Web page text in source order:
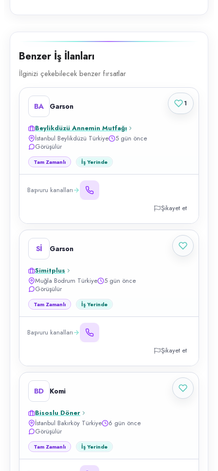
Benzer İş İlanları
İlginizi çekebilecek benzer fırsatlar
BA Garson
Beylikdüzü Annemin Mutfağı
İstanbul Beylikdüzü Türkiye
5 gün önce
Görüşülür
Tam Zamanlı İş Yerinde
Başvuru kanalları
Şikayet et
1
Sİ Garson
Simitplus
Muğla Bodrum Türkiye
5 gün önce
Görüşülür
Tam Zamanlı İş Yerinde
Başvuru kanalları
Şikayet et
BD Komi
Bisoslu Döner
İstanbul Bakırköy Türkiye
6 gün önce
Görüşülür
Tam Zamanlı İş Yerinde